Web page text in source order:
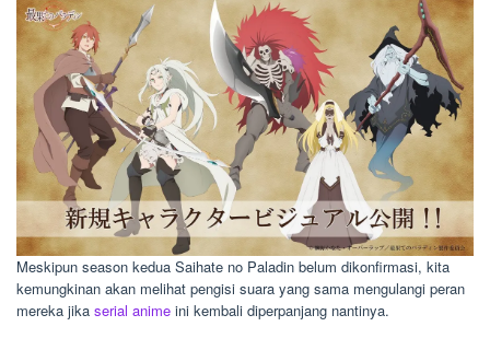
Meskipun season kedua Saihate no Paladin belum dikonfirmasi, kita
kemungkinan akan melihat pengisi suara yang sama mengulangi peran
mereka jika serial anime ini kembali diperpanjang nantinya.